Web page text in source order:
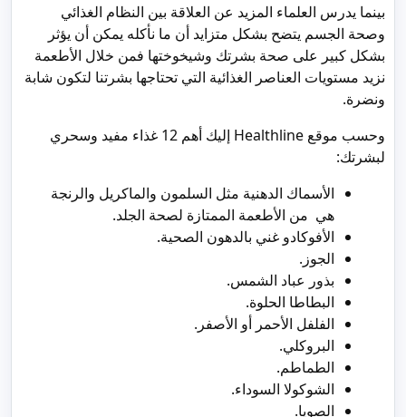
بينما يدرس العلماء المزيد عن العلاقة بين النظام الغذائي
وصحة الجسم يتضح بشكل متزايد أن ما نأكله يمكن أن يؤثر
بشكل كبير على صحة بشرتك وشيخوختها فمن خلال الأطعمة
نزيد مستويات العناصر الغذائية التي تحتاجها بشرتنا لتكون شابة
ونضرة.
وحسب موقع Healthline إليك أهم 12 غذاء مفيد وسحري
لبشرتك:
الأسماك الدهنية مثل السلمون والماكريل والرنجة
هي من الأطعمة الممتازة لصحة الجلد.
الأفوكادو غني بالدهون الصحية.
الجوز.
بذور عباد الشمس.
البطاطا الحلوة.
الفلفل الأحمر أو الأصفر.
البروكلي.
الطماطم.
الشوكولا السوداء.
الصويا.